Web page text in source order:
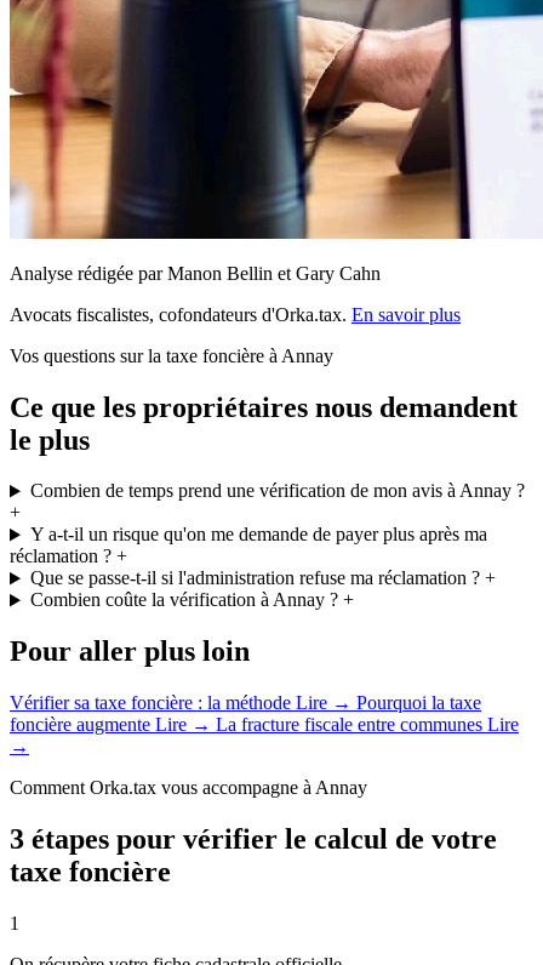
Analyse rédigée par Manon Bellin et Gary Cahn
Avocats fiscalistes, cofondateurs d'Orka.tax. En savoir plus
Vos questions sur la taxe foncière à Annay
Ce que les propriétaires nous demandent
le plus
Combien de temps prend une vérification de mon avis à Annay ?
+
Y a-t-il un risque qu'on me demande de payer plus après ma
réclamation ? +
Que se passe-t-il si l'administration refuse ma réclamation ?+
Combien coûte la vérification à Annay ?+
Pour aller plus loin
Vérifier sa taxe foncière : la méthode Lire → Pourquoi la taxe
foncière augmente Lire → La fracture fiscale entre communes Lire
→
Comment Orka.tax vous accompagne à Annay
3 étapes pour vérifier le calcul de votre
taxe foncière
1